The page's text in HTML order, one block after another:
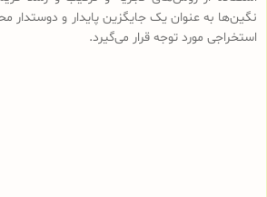
نگین‌ها به عنوان یک جایگزین پایدار و دوستدار
استخراجی مورد توجه قرار می‌گیرد.